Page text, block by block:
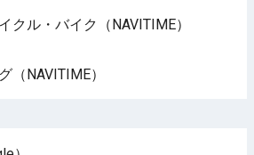
クル・バイク（NAVITIME）
（NAVITIME）